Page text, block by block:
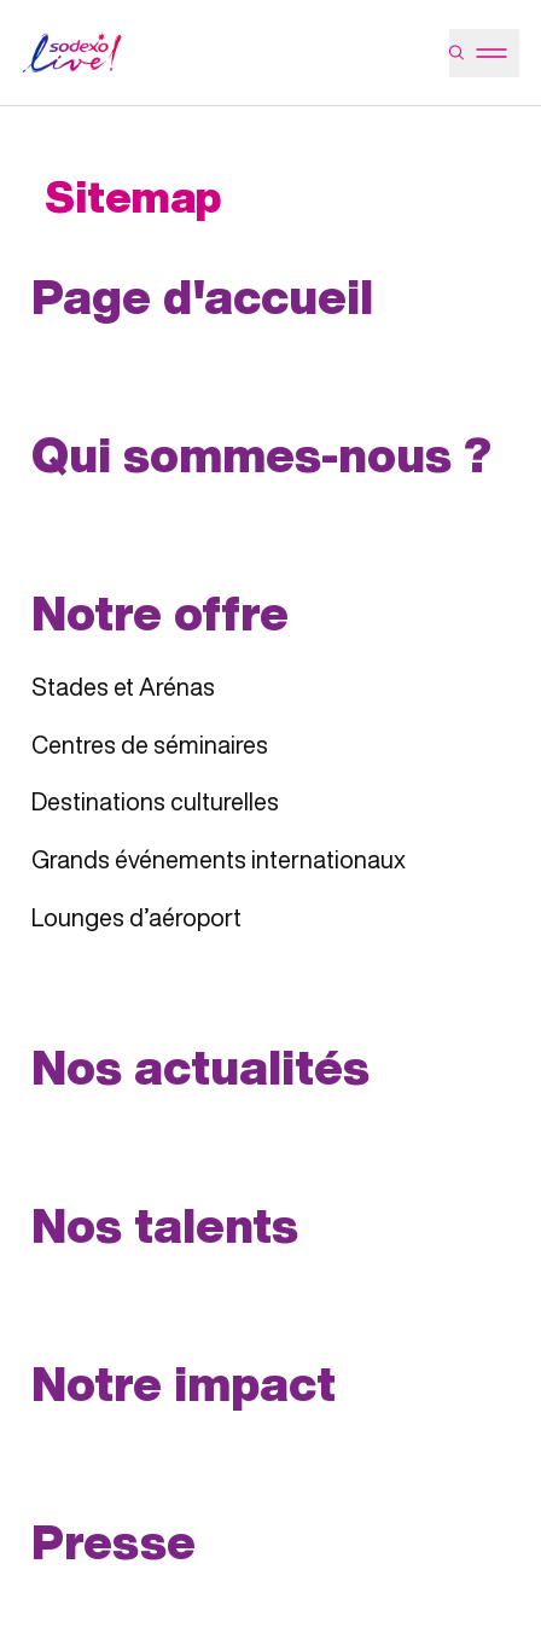
Sitemap
Page d'accueil
Qui sommes-nous ?
Notre offre
Stades et Arénas
Centres de séminaires
Destinations culturelles
Grands événements internationaux
Lounges d’aéroport
Nos actualités
Nos talents
Notre impact
Presse